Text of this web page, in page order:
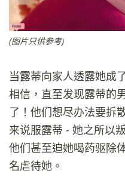
(图片只供参考)
当露蒂向家人透露她成
相信，直至发现露蒂的
了！他们想尽办法要拆
来说服露蒂 - 她之所以
他们甚至迫她喝药驱除
名虐待她。